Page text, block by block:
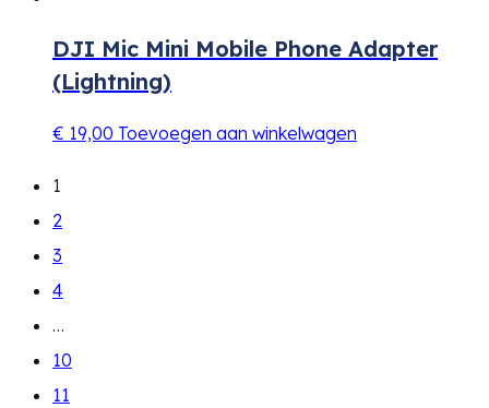
DJI Mic Mini Mobile Phone Adapter
(Lightning)
€ 19,00 Toevoegen aan winkelwagen
1
2
3
4
…
10
11